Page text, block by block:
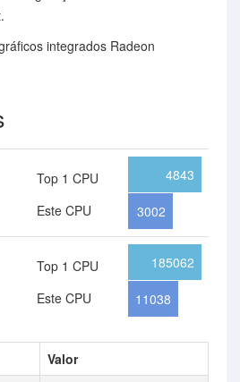
integrados Radeon
Top 1 CPU
Este CPU
4843
3002
Top 1 CPU
Este CPU
185062
11038
Valor